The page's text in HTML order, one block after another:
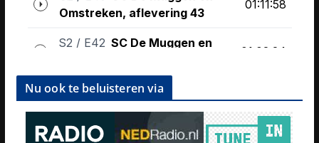
Nu ook te beluisteren via